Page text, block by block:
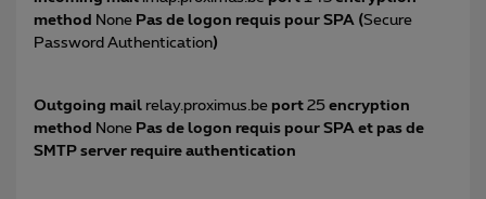
method None Pas de logon requis pour SPA (Secure
Password Authentication)
Outgoing mail relay.proximus.be port 25 encryption
method None Pas de logon requis pour SPA et pas de
SMTP server require authentication